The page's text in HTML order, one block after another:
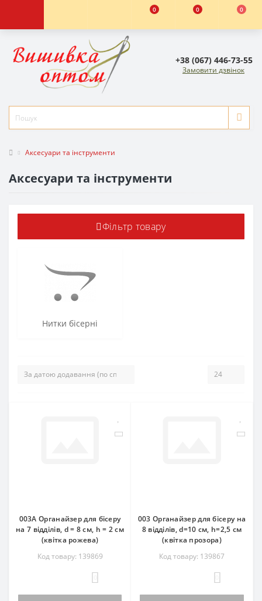
0 0 0
+38 (067) 446-73-55
Замовити дзвінок
Аксесуари та інструменти
Аксесуари та інструменти
Фільтр товару
Нитки бісерні
003A Органайзер для бісеру
на 7 відділів, d = 8 см, h = 2 см
(квітка рожева)
Код товару: 139869
003 Органайзер для бісеру на
8 відділів, d=10 см, h=2,5 см
(квітка прозора)
Код товару: 139867